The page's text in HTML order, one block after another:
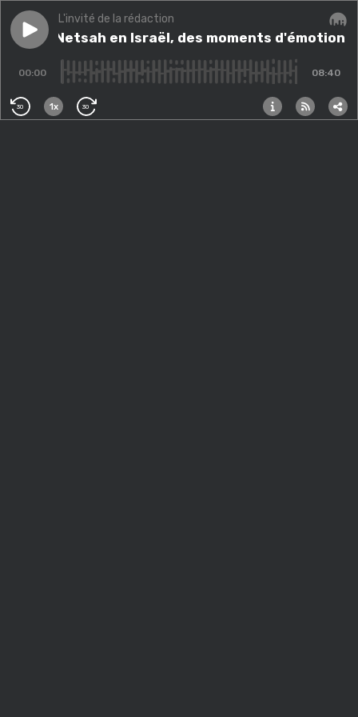
Play episodeVoyage Netsah en Israël, des moments d'émotion
L'invité de la rédaction
Voyage Netsah en Israël, des moments
00:00 08:40
30 1x 30